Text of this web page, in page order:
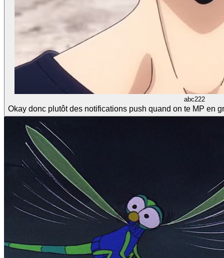
abc222
Okay donc plutôt des notifications push quand on te MP en